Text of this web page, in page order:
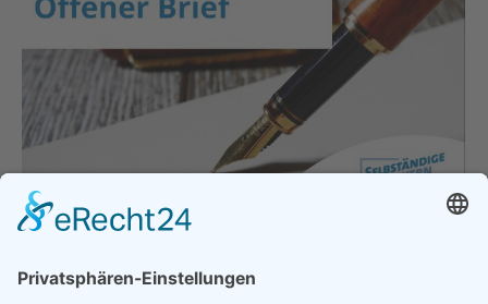
Offener Brief: Misstrauensvotum
durch Testpflicht in Unternehmen